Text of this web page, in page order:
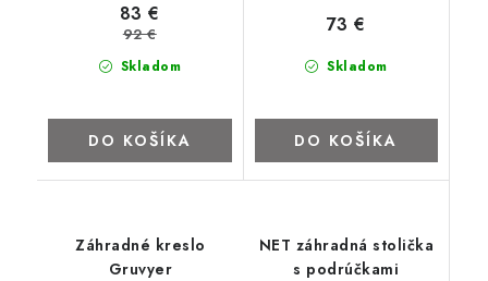
Skladom
83 €
92 €
DO KOŠÍKA
Skladom
73 €
DO KOŠÍKA
Záhradné kreslo
Gruvyer
NET záhradná stolička
s podrúčkami